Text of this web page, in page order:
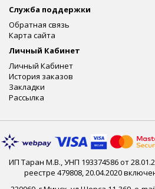
Служба поддержки
Обратная связь
Карта сайта
Личный Кабинет
Личный Кабинет
История заказов
Закладки
Рассылка
ИП Таран М.В., УНП 193374586 от
реестре 479808, 20.04.2020